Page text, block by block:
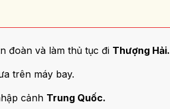
đoàn và làm thủ tục đi Thượng Hải.
trên máy bay.
cảnh Trung Quốc.